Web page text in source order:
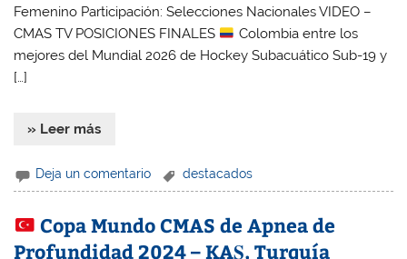
Femenino Participación: Selecciones Nacionales VIDEO –
CMAS TV POSICIONES FINALES
Colombia entre los
mejores del Mundial 2026 de Hockey Subacuático Sub-19 y
[…]
» Leer más
Deja un comentario destacados
Copa Mundo CMAS de Apnea de
Profundidad 2024 – KAŞ, Turquía